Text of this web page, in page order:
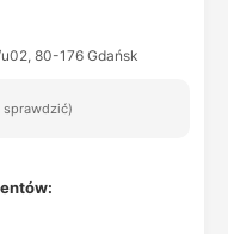
80-176 Gdańsk
sprawdzić)